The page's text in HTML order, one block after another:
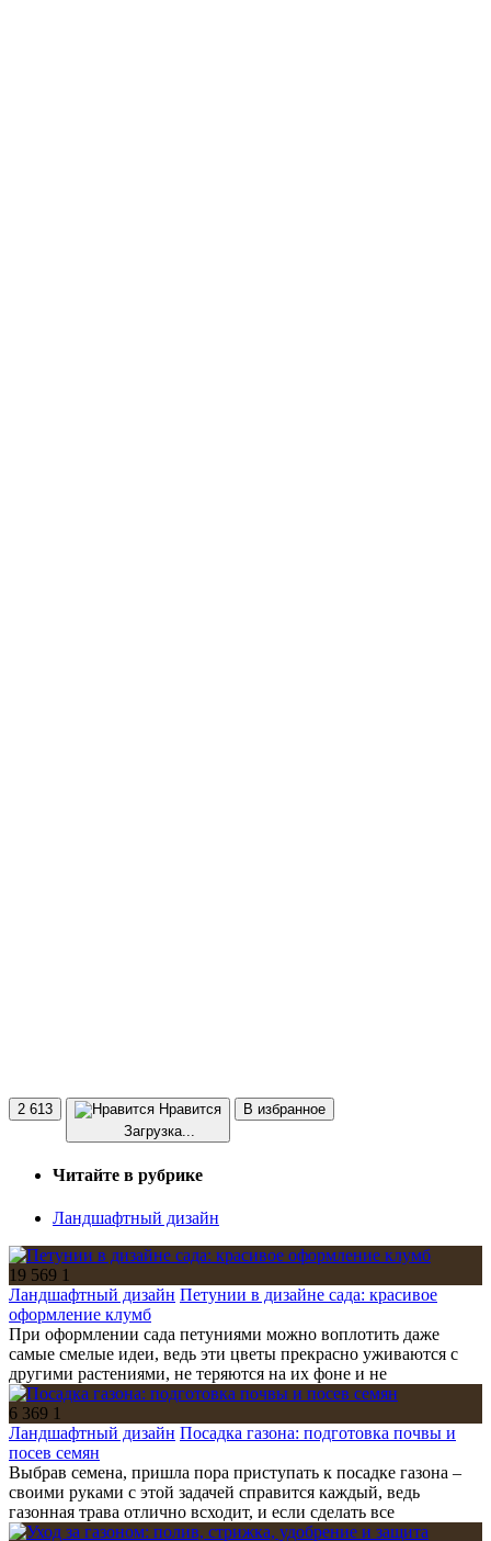
2 613
Нравится
Загрузка...
В избранное
Читайте в рубрике
Ландшафтный дизайн
19 569 1
Ландшафтный дизайн Петунии в дизайне сада: красивое
оформление клумб
При оформлении сада петуниями можно воплотить даже
самые смелые идеи, ведь эти цветы прекрасно уживаются с
другими растениями, не теряются на их фоне и не
6 369 1
Ландшафтный дизайн Посадка газона: подготовка почвы и
посев семян
Выбрав семена, пришла пора приступать к посадке газона –
своими руками с этой задачей справится каждый, ведь
газонная трава отлично всходит, и если сделать все